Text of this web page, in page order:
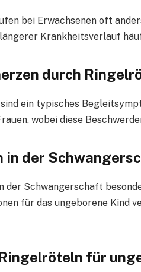
bei Erwachsenen oft
Krankheitsverlauf
durch
ein typisches
wobei diese
in der
der Schwangerschaft
für das ungeborene Kind
für